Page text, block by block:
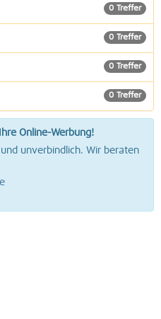
0 Treffer
0 Treffer
0 Treffer
0 Treffer
Online-Werbung!
unverbindlich. Wir beraten